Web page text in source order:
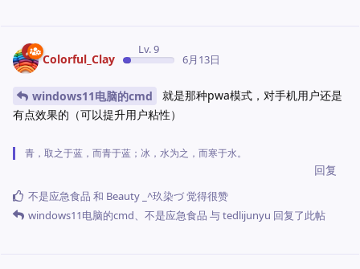
Colorful_Clay
Lv. 9
6月13日
windows11电脑的cmd
就是那种pwa模式，对手机用户还是
有点效果的（可以提升用户粘性）
青，取之于蓝，而青于蓝；冰，水为之，而寒于水。
回复
不是应急食品 和 ‭Beauty _^玖染づ觉得很赞
windows11电脑的cmd、 不是应急食品 与tedlijunyu 回复了此帖